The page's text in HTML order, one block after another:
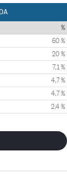
%
60 %
20 %
7,1 %
4,7 %
4,7 %
2,4 %